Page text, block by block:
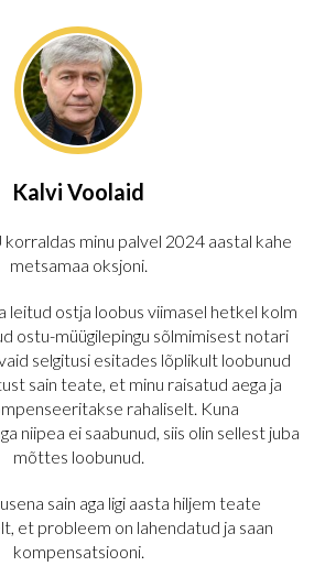
Kalvi Voolaid
korraldas minu palvel 2024 aastal kahe
metsamaa oksjoni.
leitud ostja loobus viimasel hetkel kolm
ostu-müügilepingu sõlmimisest notari
selgitusi esitades lõplikult loobunud
sain teate, et minu raisatud aega ja
rahaliselt. Kuna
niipea ei saabunud, siis olin sellest juba
mõttes loobunud.
sain aga ligi aasta hiljem teate
et probleem on lahendatud ja saan
kompensatsiooni.